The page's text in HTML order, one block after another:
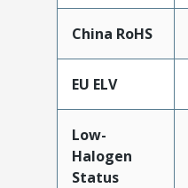
China RoHS
EU ELV
Low-
Halogen
Status